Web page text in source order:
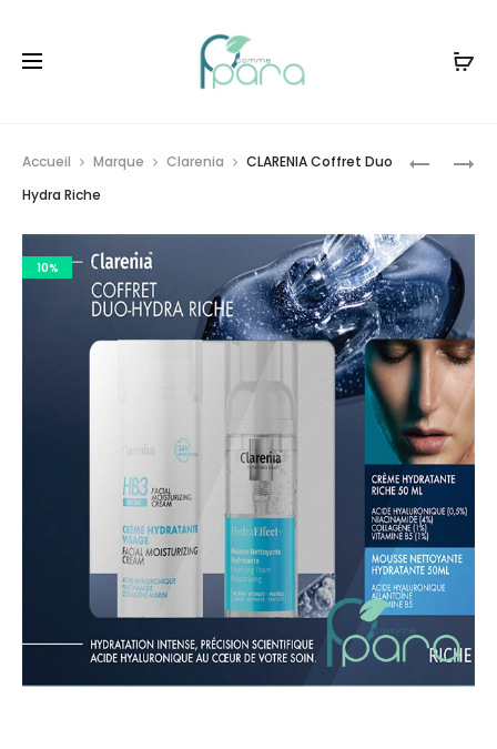
BAUME
CLARENIA
HYDRA
LÉGÈRE
Accueil Marque Clarenia
CLARENIA Coffret Duo
Hydra Riche
10%